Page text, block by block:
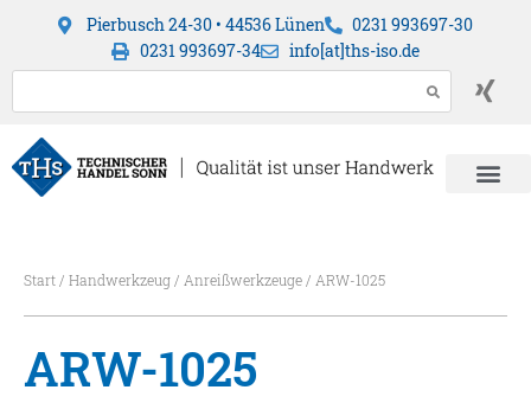
Pierbusch 24-30 • 44536 Lünen
0231 993697-30
0231 993697-34
info[at]ths-iso.de
Start/ Handwerkzeug/ Anreißwerkzeuge/ ARW-1025
ARW-1025